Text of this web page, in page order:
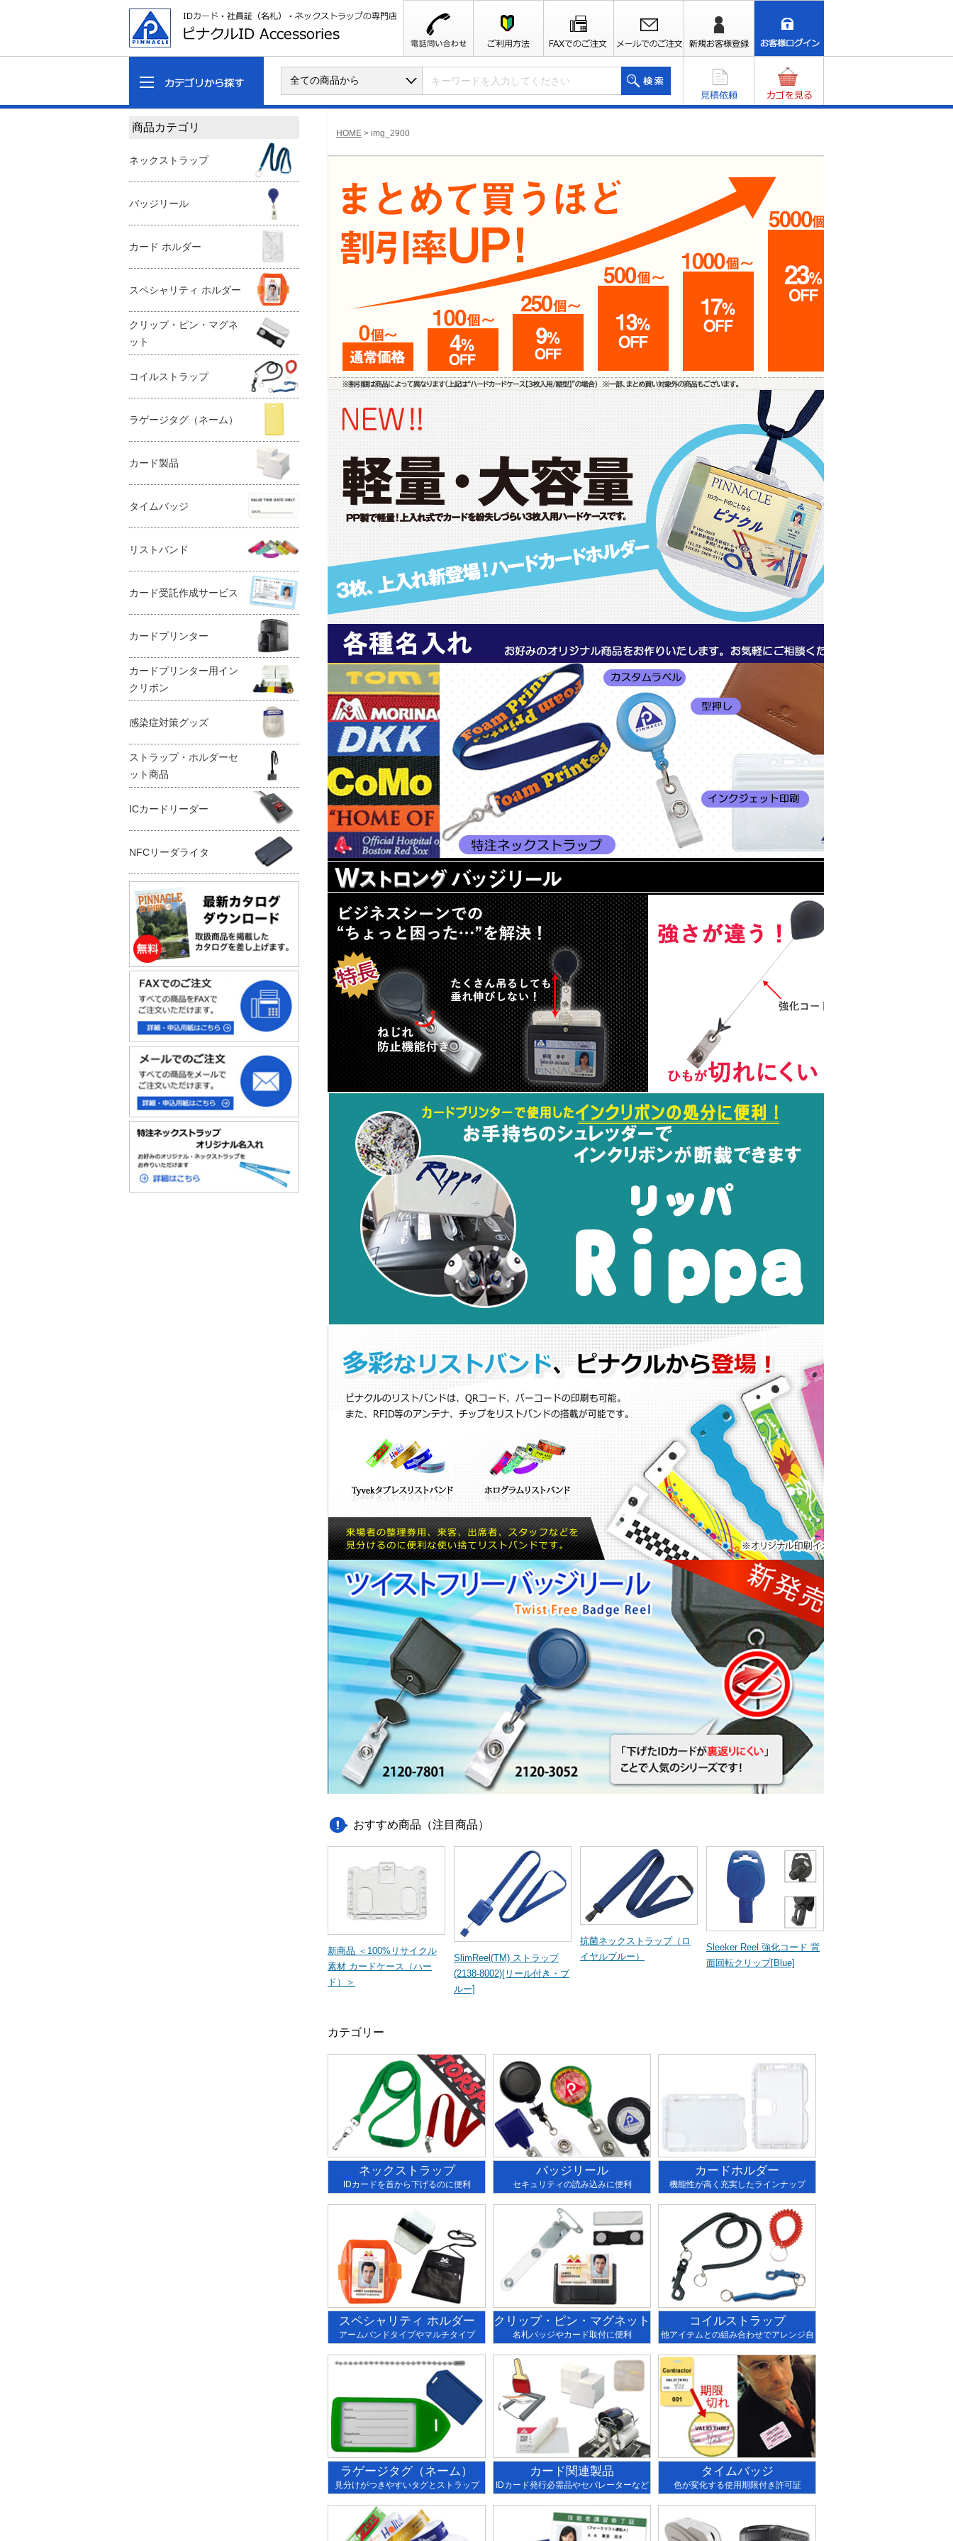
HOME > img_2900
おすすめ商品（注目商品）
新商品 ＜100%リサイクル
素材 カードケース（ハー
ド）＞
SlimReel(TM) ストラップ
(2138-8002)[リール付き・ブ
ルー]
抗菌ネックストラップ（ロ
イヤルブルー）
Sleeker Reel 強化コード 背
面回転クリップ[Blue]
カテゴリー
ネックストラップ
IDカードを首から下げるのに便利
バッジリール
セキュリティの読み込みに便利
カードホルダー
機能性が高く充実したラインナップ
スペシャリティ ホルダー
アームバンドタイプやマルチタイプ
クリップ・ピン・マグネット
名札バッジやカード取付に便利
コイルストラップ
他アイテムとの組み合わせでアレンジ自
ラゲージタグ（ネーム）
見分けがつきやすいタグとストラップ
カード関連製品
IDカード発行必需品やセパレーターなど
タイムバッジ
色が変化する使用期限付き許可証
商品カテゴリ
ネックストラップ
バッジリール
カード ホルダー
スペシャリティ ホルダー
クリップ・ピン・マグネ
ット
コイルストラップ
ラゲージタグ（ネーム）
カード製品
タイムバッジ
リストバンド
カード受託作成サービス
カードプリンター
カードプリンター用イン
クリボン
感染症対策グッズ
ストラップ・ホルダーセ
ット商品
ICカードリーダー
NFCリーダライタ